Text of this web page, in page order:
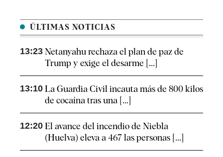
ÚLTIMAS NOTICIAS
13:23 Netanyahu rechaza el plan de paz de
Trump y exige el desarme [...]
13:10 La Guardia Civil incauta más de 800 kilos
de cocaína tras una [...]
12:20 El avance del incendio de Niebla
(Huelva) eleva a 467 las personas [...]